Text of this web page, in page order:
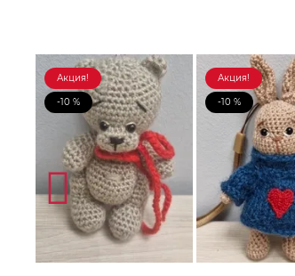
Акция!
-10 %
Акция!
-10 %